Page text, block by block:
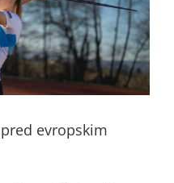
evropskim